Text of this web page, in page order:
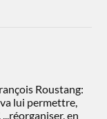
Roustang:
lui permettre,
en